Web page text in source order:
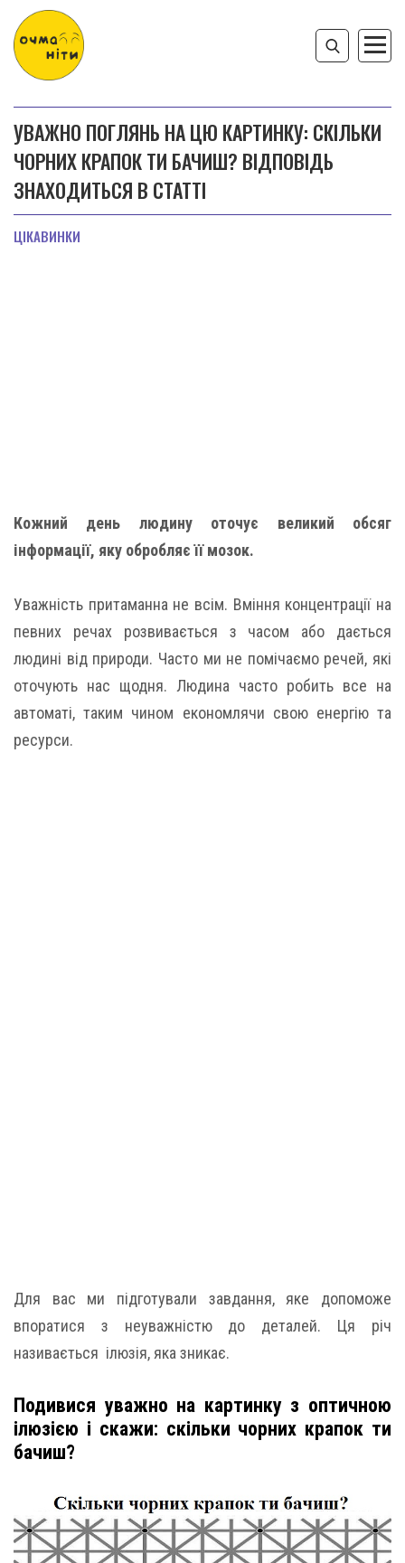
УВАЖНО ПОГЛЯНЬ НА ЦЮ КАРТИНКУ: СКІЛЬКИ
ЧОРНИХ КРАПОК ТИ БАЧИШ? ВІДПОВІДЬ
ЗНАХОДИТЬСЯ В СТАТТІ
ЦІКАВИНКИ
Кожний день людину оточує великий обсяг
інформації, яку обробляє її мозок.
Уважність притаманна не всім. Вміння концентрації на
певних речах розвивається з часом або дається
людині від природи. Часто ми не помічаємо речей, які
оточують нас щодня. Людина часто робить все на
автоматі, таким чином економлячи свою енергію та
ресурси.
Для вас ми підготували завдання, яке допоможе
впоратися з неуважністю до деталей. Ця річ
називається ілюзія, яка зникає.
Подивися уважно на картинку з оптичною
ілюзією і скажи: скільки чорних крапок ти
бачиш?